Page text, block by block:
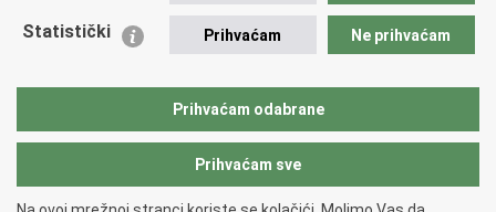
Zaklada policijske solidarnosti
Vučetić"
Statistički Prihvaćam Ne prihvaćam
Prihvaćam odabrane
Prihvaćam sve